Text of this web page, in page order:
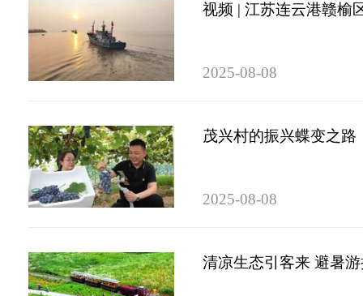
视频 | 江苏连云港赣榆
2025-08-08
茂兴村的振兴蝶变之路
2025-08-08
清凉生态引客来 避暑